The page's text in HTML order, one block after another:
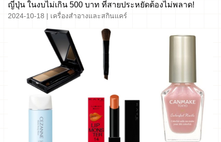
ญี่ปุ่น ในงบไม่เกิน 500 บาท ที่สายประหยัดต้องไม่พลาด!
2024-10-18 | เครื่องสำอางและสกินแคร์